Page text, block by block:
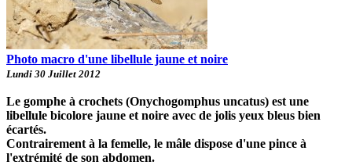
Photo macro d'une libellule jaune et noire
Lundi 30 Juillet 2012
Le gomphe à crochets (Onychogomphus uncatus) est une
libellule bicolore jaune et noire avec de jolis yeux bleus bien
écartés.
Contrairement à la femelle, le mâle dispose d'une pince à
l'extrémité de son abdomen.